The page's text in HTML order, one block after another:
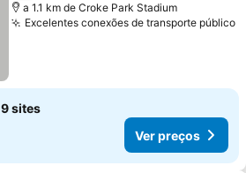
a 1.1 km de Croke Park Stadium
Excelentes conexões de transporte público
9 sites
Ver preços